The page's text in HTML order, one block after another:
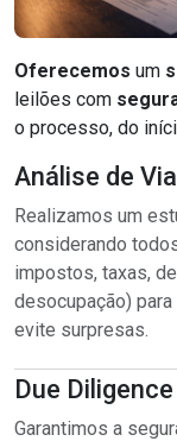
Oferecemos um
leilões com
o processo, do
Análise de
Realizamos um
considerando
impostos, taxas,
desocupação)
evite surpresas.
Due
Garantimos a